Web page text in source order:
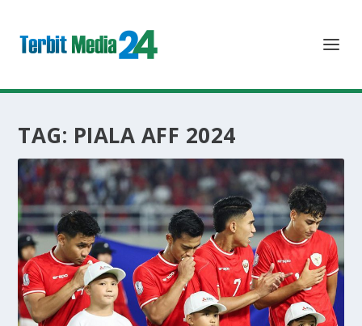
TAG: PIALA AFF 2024